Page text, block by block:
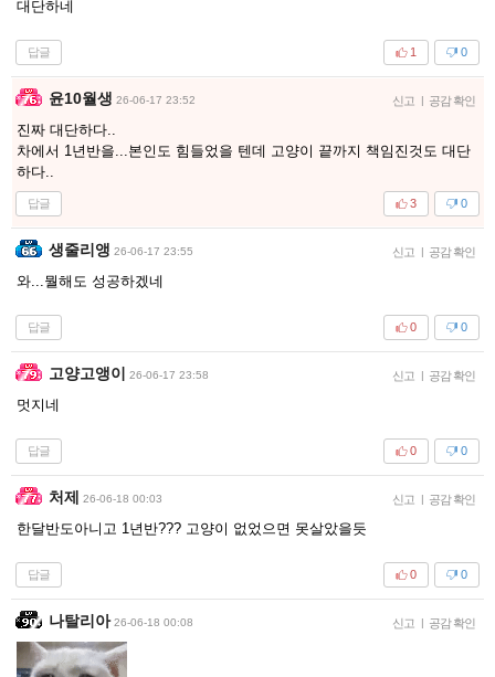
대단하네
답글 0
1
윤10월생 26-06-17 23:52 신고 | 공감 확인
진짜 대단하다..
차에서 1년반을...본인도 힘들었을 텐데 고양이 끝까지 책임진것도 대단
하다..
답글 0
3
생줄리앵 26-06-17 23:55 신고 | 공감 확인
와...뭘해도 성공하겠네
답글 0
0
고양고앵이 26-06-17 23:58 신고 | 공감 확인
멋지네
답글 0
0
처제 26-06-18 00:03 신고 | 공감 확인
한달반도아니고 1년반??? 고양이 없었으면 못살았을듯
답글 0
0
나탈리아 26-06-18 00:08 신고 | 공감 확인